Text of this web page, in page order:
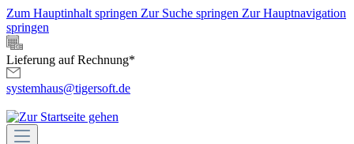
Zum Hauptinhalt springen Zur Suche springen Zur Hauptnavigation
springen
Lieferung auf Rechnung*
systemhaus@tigersoft.de